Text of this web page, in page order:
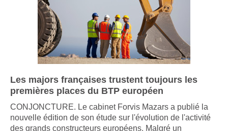
Les majors françaises trustent toujours les
premières places du BTP européen
CONJONCTURE. Le cabinet Forvis Mazars a publié la
nouvelle édition de son étude sur l'évolution de l'activité